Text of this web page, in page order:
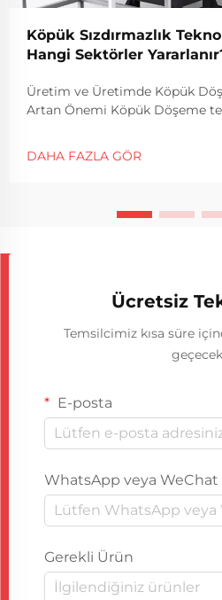
Köpük Sızdırmazlık
Hangi Sektörler
Üretim ve Üretimde Köpük
Artan Önemi Köpük Döşeme
parçası haline geldi. Köpükle
kullanımı şirketlerin du...
DAHA FAZLA GÖR
Ücretsiz
Temsilcimiz kısa süre
E-posta
WhatsApp veya WeChat
Gerekli Ürün